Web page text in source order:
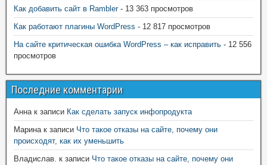
Как добавить сайт в Rambler- 13 363 просмотров
Как работают плагины WordPress - 12 817 просмотров
На сайте критическая ошибка WordPress – как исправить - 12 556
просмотров
Последние комментарии
Аннак записи Как сделать запуск инфопродукта
Маринак записи Что такое отказы на сайте, почему они
происходят, как их уменьшить
Владислав. к записи Что такое отказы на сайте, почему они